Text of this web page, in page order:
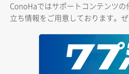
ConoHaではサポートコンテンツ
立ち情報をご用意しております。ぜ